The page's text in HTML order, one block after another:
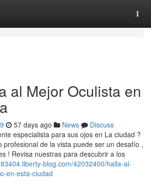
al Mejor Oculista en
57 days ago News
Discuss
especialista para sus ojos en La ciudad ?
profesional de la vista puede ser un desafío ,
! Revisa nuestras para descubrir a los
blog.com/42032400/halla-al-
en-esta-ciudad